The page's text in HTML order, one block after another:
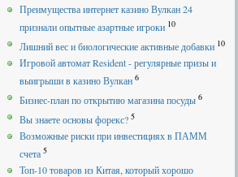
Преимущества интернет казино Вулкан 24
признали опытные азартные игроки 10
Лишний вес и биологические активные добавки 10
Игровой автомат Resident - регулярные призы и
выигрыши в казино Вулкан 6
Бизнес-план по открытию магазина посуды 6
Вы знаете основы форекс? 5
Возможные риски при инвестициях в ПАММ
счета 5
Топ-10 товаров из Китая, который хорошо